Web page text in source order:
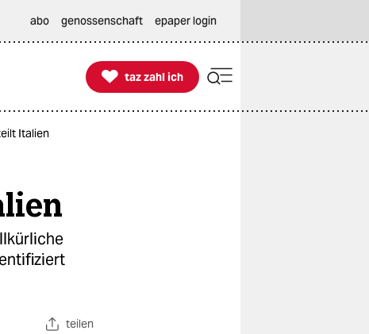
abo genossenschaft epaper login

taz zahl ich
taz zahl ich
Italien
teilen